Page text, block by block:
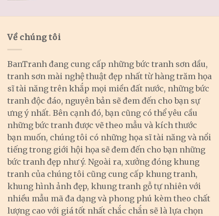
Về chúng tôi
BanTranh đang cung cấp những bức tranh sơn dầu,
tranh sơn mài nghệ thuật đẹp nhất từ hàng trăm họa
sĩ tài năng trên khắp mọi miền đất nước, những bức
tranh độc đáo, nguyên bản sẽ đem đến cho bạn sự
ưng ý nhất. Bên cạnh đó, bạn cũng có thể yêu cầu
những bức tranh được vẽ theo mẫu và kích thước
bạn muốn, chúng tôi có những họa sĩ tài năng và nổi
tiếng trong giới hội họa sẽ đem đến cho bạn những
bức tranh đẹp như ý. Ngoài ra, xưởng đóng khung
tranh của chúng tôi cũng cung cấp khung tranh,
khung hình ảnh đẹp, khung tranh gỗ tự nhiên với
nhiều mẫu mã đa dạng và phong phú kèm theo chất
lượng cao với giá tốt nhất chắc chắn sẽ là lựa chọn